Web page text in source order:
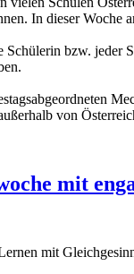
In dieser Woche
Schülerin bzw. jeder
von
mit
mit